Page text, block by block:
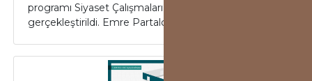
programı Siyaset Çalışmaları Merkezi tarafından
gerçekleştirildi. Emre Partalcı, “Beylikler Döne...